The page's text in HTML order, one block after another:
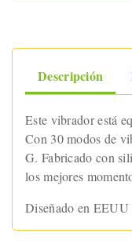
Descripción
Este vibrador está
Con 30 modos de
G. Fabricado con
los mejores
Diseñado en EEUU